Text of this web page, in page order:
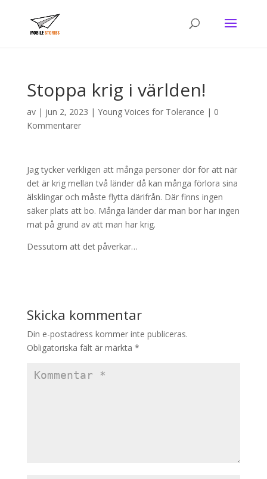
Stoppa krig i världen!
av | jun 2, 2023 | Young Voices for Tolerance | 0
Kommentarer
Jag tycker verkligen att många personer dör för att när
det är krig mellan två länder då kan många förlora sina
älsklingar och måste flytta därifrån. Där finns ingen
säker plats att bo. Många länder där man bor har ingen
mat på grund av att man har krig.
Dessutom att det påverkar…
Skicka kommentar
Din e-postadress kommer inte publiceras.
Obligatoriska fält är märkta *